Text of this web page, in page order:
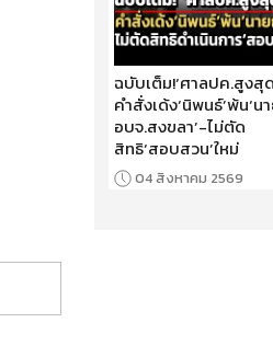
ฉบับเต็ม!‘ศาลปค.สูงสุ
คำสั่งเด้ง‘นิพนธ์’พ้น‘น
อบจ.สงขลา’-ไม่ตัด
สิทธิ‘สอบสวน’ใหม่
04 สิงหาคม 2569